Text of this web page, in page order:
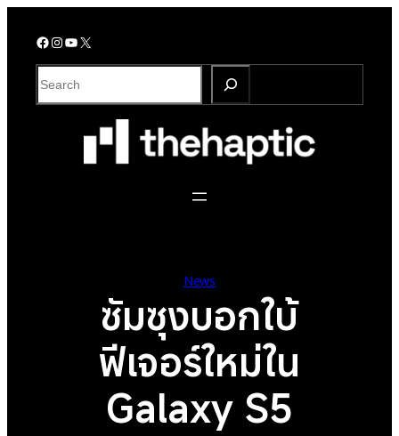
Facebook InstagramYouTube X
S
e
News
ซัมซุงบอกใบ้
ฟีเจอร์ใหม่ใน
Galaxy S5